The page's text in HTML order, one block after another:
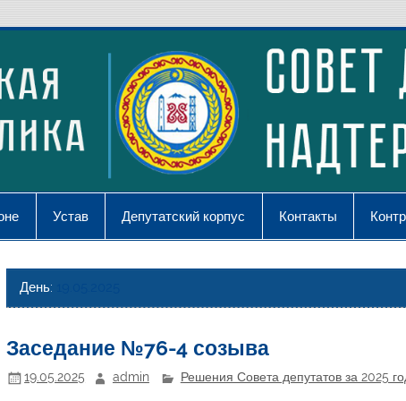
Устав Депутатский корпус Контакты
День:
Заседание №76-4 созыва
19.05.2025 admin Решения Совета депутатов за 2025